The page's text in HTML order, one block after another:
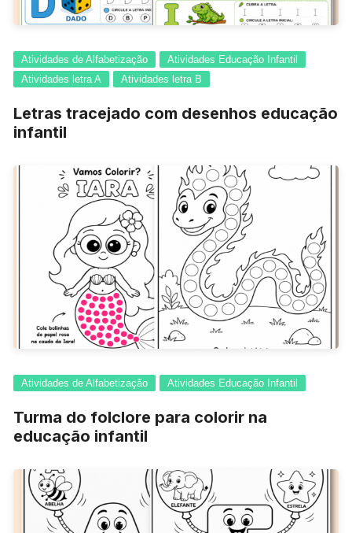
Atividades de Alfabetização
Atividades Educação Infantil
Atividades letra A
Atividades letra B
Letras tracejado com desenhos educação
infantil
Atividades de Alfabetização Atividades Educação Infantil
Turma do folclore para colorir na
educação infantil